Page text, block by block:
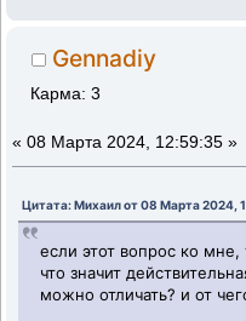
Gennadiy
Карма: 3
« 08 Марта 2024, 12:59:35 »
Цитата: Михаил от 08 Марта 2024,
если этот вопрос ко
что значит
можно отличать? и от